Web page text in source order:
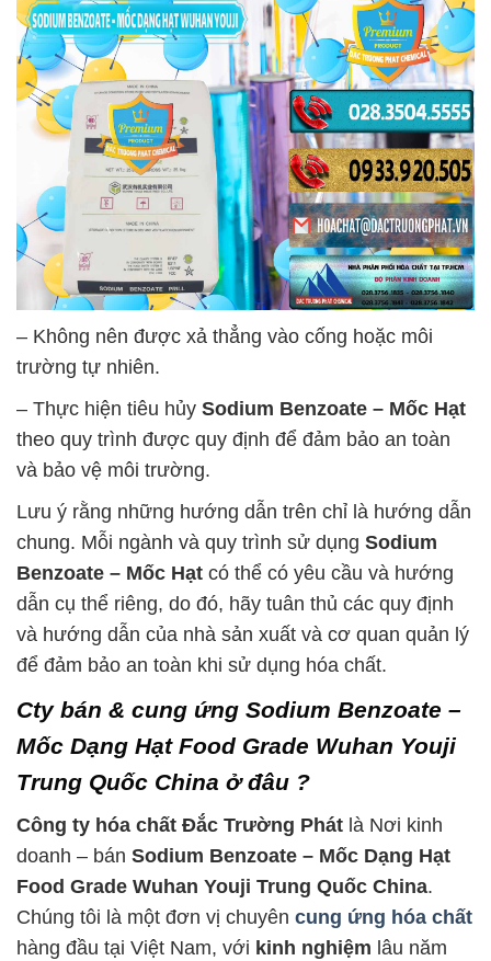
– Không nên được xả thẳng vào cống hoặc môi
trường tự nhiên.
– Thực hiện tiêu hủy Sodium Benzoate – Mốc Hạt
theo quy trình được quy định để đảm bảo an toàn
và bảo vệ môi trường.
Lưu ý rằng những hướng dẫn trên chỉ là hướng dẫn
chung. Mỗi ngành và quy trình sử dụng Sodium
Benzoate – Mốc Hạt có thể có yêu cầu và hướng
dẫn cụ thể riêng, do đó, hãy tuân thủ các quy định
và hướng dẫn của nhà sản xuất và cơ quan quản lý
để đảm bảo an toàn khi sử dụng hóa chất.
Cty bán & cung ứng Sodium Benzoate –
Mốc Dạng Hạt Food Grade Wuhan Youji
Trung Quốc China ở đâu ?
Công ty hóa chất Đắc Trường Phát là Nơi kinh
doanh – bán Sodium Benzoate – Mốc Dạng Hạt
Food Grade Wuhan Youji Trung Quốc China.
Chúng tôi là một đơn vị chuyên cung ứng hóa chất
hàng đầu tại Việt Nam, với kinh nghiệm lâu năm